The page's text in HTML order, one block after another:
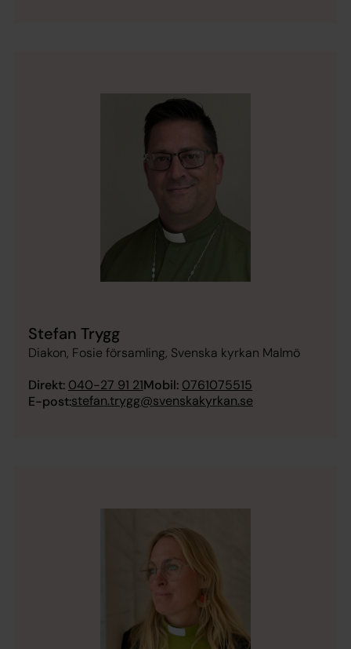
Stefan Trygg
Diakon, Fosie församling, Svenska kyrkan Malmö
Direkt: 040-27 91 21Mobil: 0761075515
E-post:stefan.trygg@svenskakyrkan.se